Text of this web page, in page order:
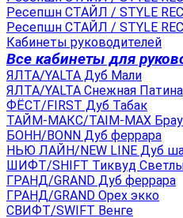
Ресепшн СТАЙЛ / STYLE
Ресепшн СТАЙЛ / STYLE
Кабинеты руководителей
Все кабинеты для
ЯЛТА/YALTA Дуб Мали
ЯЛТА/YALTA Снежная Патина
ФЁСТ/FIRST Дуб Табак
ТАЙМ-МАКС/TAIM-MAX
БОНН/BONN Дуб феррара
НЬЮ ЛАЙН/NEW LINE Дуб
ШИФТ/SHIFT Тиквуд
ГРАНД/GRAND Дуб феррара
ГРАНД/GRAND Орех экко
СВИФТ/SWIFT Венге